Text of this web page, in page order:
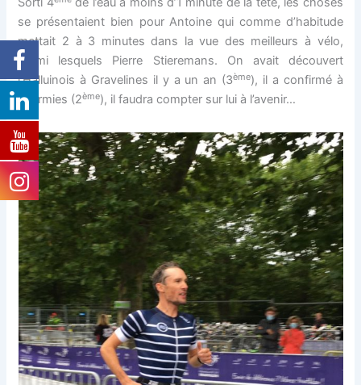
se présentaient bien pour Antoine qui comme d’habitude
mettait 2 à 3 minutes dans la vue des meilleurs à vélo,
parmi lesquels Pierre Stieremans. On avait découvert
l’Halluinois à Gravelines il y a un an (3ème), il a confirmé à
Fourmies (2ème), il faudra compter sur lui à l’avenir…